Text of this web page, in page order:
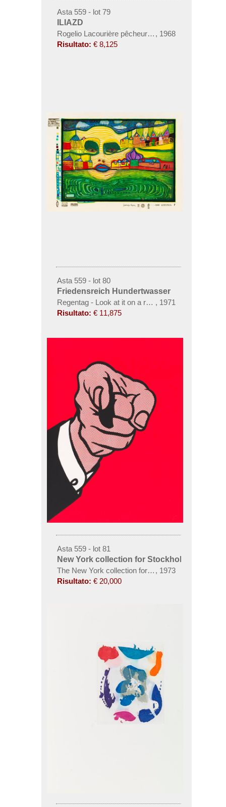
Asta 559 - lot 79
ILIAZD
Rogelio Lacourière pêcheur de cuivres
, 1968
Risultato: € 8,125
Asta 559 - lot 80
Friedensreich Hundertwasser
Regentag - Look at it on a rainy day
, 1971
Risultato: € 11,875
Asta 559 - lot 81
New York collection for Stockholm
The New York collection for Stockholm
, 1973
Risultato: € 20,000